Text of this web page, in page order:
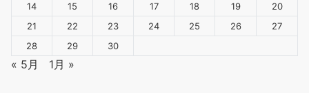
14 15 16 17 18 19
20
21
22 23 24 25 26
27
28
29 30
« 5月 1月 »